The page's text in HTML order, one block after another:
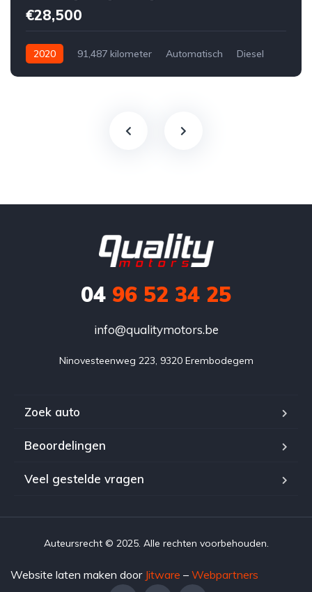
€28,500
2020 91,487 kilometer Automatisch
Diesel
04 96 52 34 25
info@qualitymotors.be
Ninovesteenweg 223, 9320 Erembodegem
Zoek auto
Beoordelingen
Veel gestelde vragen
Auteursrecht © 2025. Alle rechten voorbehouden.
Website laten maken door Jitware – Webpartners